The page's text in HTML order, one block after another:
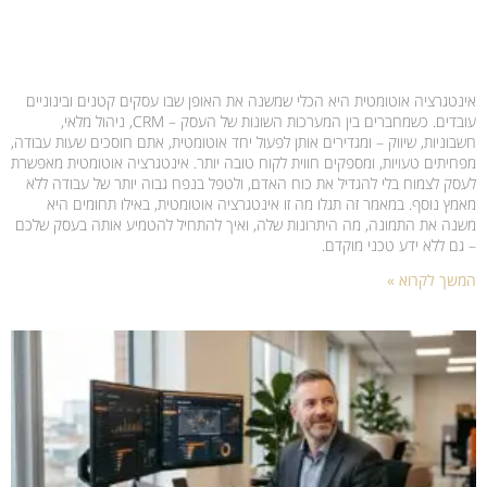
אינטגרציה אוטומטית היא הכלי שמשנה את האופן שבו עסקים קטנים ובינוניים
עובדים. כשמחברים בין המערכות השונות של העסק – CRM, ניהול מלאי,
חשבוניות, שיווק – ומגדירים אותן לפעול יחד אוטומטית, אתם חוסכים שעות עבודה,
מפחיתים טעויות, ומספקים חווית לקוח טובה יותר. אינטגרציה אוטומטית מאפשרת
לעסק לצמוח בלי להגדיל את כוח האדם, ולטפל בנפח גבוה יותר של עבודה ללא
מאמץ נוסף. במאמר זה תגלו מה זו אינטגרציה אוטומטית, באילו תחומים היא
משנה את התמונה, מה היתרונות שלה, ואיך להתחיל להטמיע אותה בעסק שלכם
– גם ללא ידע טכני מוקדם.
המשך לקרוא »